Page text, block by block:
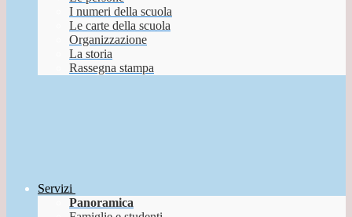
I numeri della scuola
Le carte della scuola
Organizzazione
La storia
Rassegna stampa
Servizi
Panoramica